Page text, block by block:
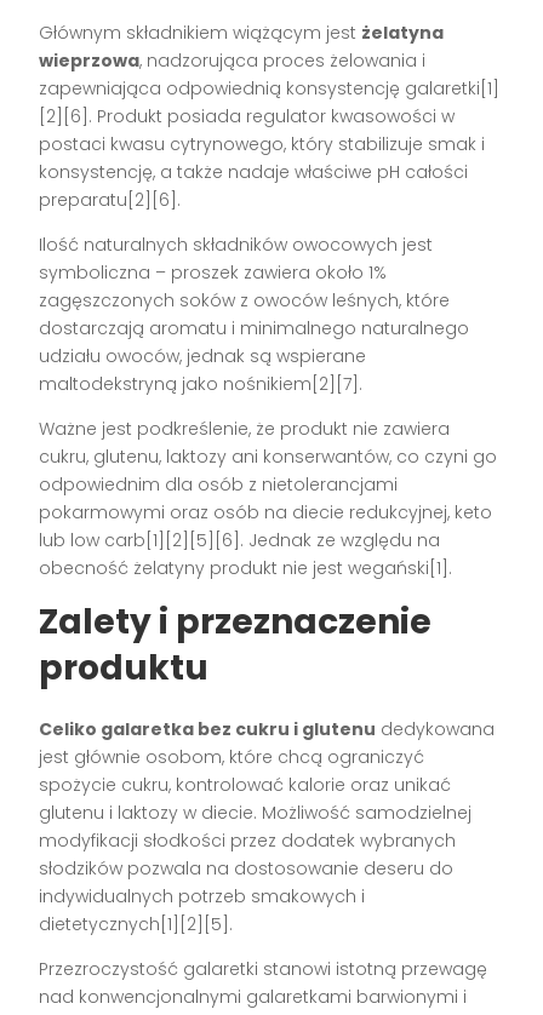
Głównym składnikiem wiążącym jest żelatyna
wieprzowa, nadzorująca proces żelowania i
zapewniająca odpowiednią konsystencję galaretki[1]
[2][6]. Produkt posiada regulator kwasowości w
postaci kwasu cytrynowego, który stabilizuje smak i
konsystencję, a także nadaje właściwe pH całości
preparatu[2][6].
Ilość naturalnych składników owocowych jest
symboliczna – proszek zawiera około 1%
zagęszczonych soków z owoców leśnych, które
dostarczają aromatu i minimalnego naturalnego
udziału owoców, jednak są wspierane
maltodekstryną jako nośnikiem[2][7].
Ważne jest podkreślenie, że produkt nie zawiera
cukru, glutenu, laktozy ani konserwantów, co czyni go
odpowiednim dla osób z nietolerancjami
pokarmowymi oraz osób na diecie redukcyjnej, keto
lub low carb[1][2][5][6]. Jednak ze względu na
obecność żelatyny produkt nie jest wegański[1].
Zalety i przeznaczenie
produktu
Celiko galaretka bez cukru i glutenu dedykowana
jest głównie osobom, które chcą ograniczyć
spożycie cukru, kontrolować kalorie oraz unikać
glutenu i laktozy w diecie. Możliwość samodzielnej
modyfikacji słodkości przez dodatek wybranych
słodzików pozwala na dostosowanie deseru do
indywidualnych potrzeb smakowych i
dietetycznych[1][2][5].
Przezroczystość galaretki stanowi istotną przewagę
nad konwencjonalnymi galaretkami barwionymi i